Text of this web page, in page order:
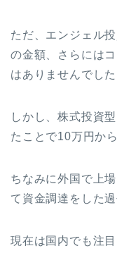
ただ、エンジェル
の金額、さらには
はありませんでした
しかし、株式投資
たことで10万円か
ちなみに外国で上
て資金調達をした
現在は国内でも注